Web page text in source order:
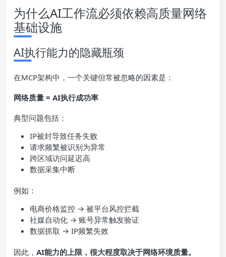
为什么AI工作流必须依赖高质量网络
基础设施
AI执行能力的隐藏瓶颈
在MCP架构中，一个关键但常被忽略的因素是：
网络质量 = AI执行成功率
典型问题包括：
IP被封导致任务失败
请求频繁被识别为异常
跨区域访问延迟高
数据采集中断
例如：
电商价格监控 → 被平台风控拦截
社媒自动化 → 账号异常触发验证
数据抓取 → IP频繁失效
因此， AI能力的上限，很大程度取决于网络环境质量。